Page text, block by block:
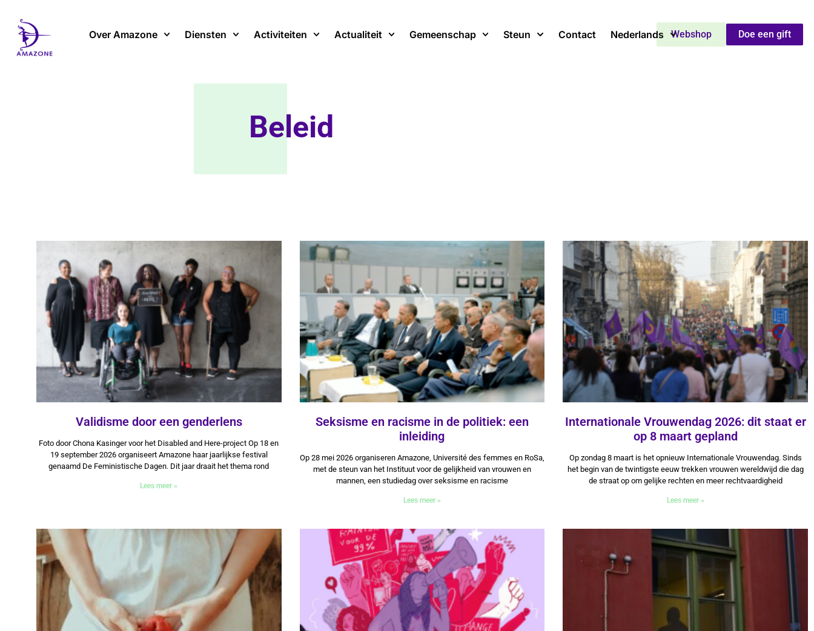
inhoud
Over Amazone Diensten Activiteiten Actualiteit Gemeenschap Steun Contact Nederlands Doe een gift
Webshop
Beleid
Validisme door een genderlens
Foto door Chona Kasinger voor het Disabled and Here-project Op 18 en
19 september 2026 organiseert Amazone haar jaarlijkse festival
genaamd De Feministische Dagen. Dit jaar draait het thema rond
Lees meer »
Seksisme en racisme in de politiek: een
inleiding
Op 28 mei 2026 organiseren Amazone, Université des femmes en RoSa,
met de steun van het Instituut voor de gelijkheid van vrouwen en
mannen, een studiedag over seksisme en racisme
Lees meer »
Internationale Vrouwendag 2026: dit staat er
op 8 maart gepland
Op zondag 8 maart is het opnieuw Internationale Vrouwendag. Sinds
het begin van de twintigste eeuw trekken vrouwen wereldwijd die dag
de straat op om gelijke rechten en meer rechtvaardigheid
Lees meer »